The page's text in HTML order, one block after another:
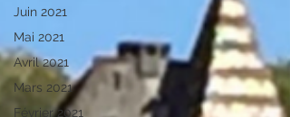
Juin 2021
Mai 2021
Avril 2021
Mars 2021
Février 2021